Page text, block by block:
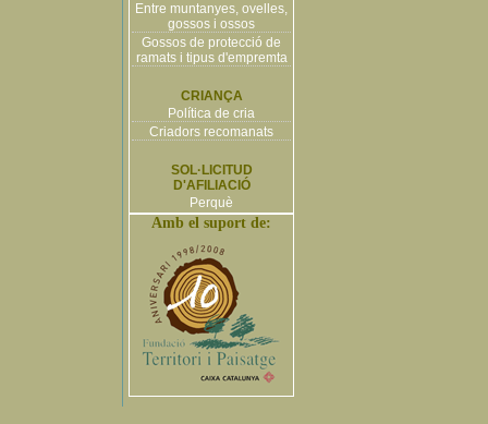
Entre muntanyes, ovelles,
gossos i ossos
Gossos de protecció de
ramats i tipus d'empremta
CRIANÇA
Política de cria
Criadors recomanats
SOL·LICITUD
D'AFILIACIÓ
Perquè
Amb el suport de: